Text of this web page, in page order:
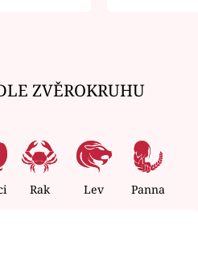
ZVĚROKRUHU
Rak Lev Panna